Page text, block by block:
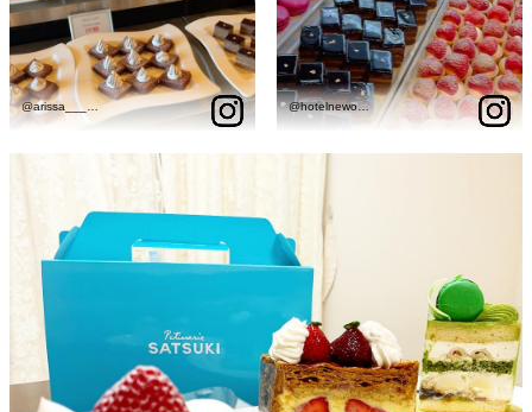
ルームサービス
ルームサービ
ス